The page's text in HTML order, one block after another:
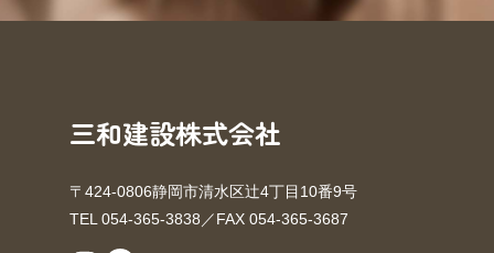
三和建設株式会社
〒424-0806静岡市清水区辻4丁目10番9号
TEL 054-365-3838／FAX 054-365-3687